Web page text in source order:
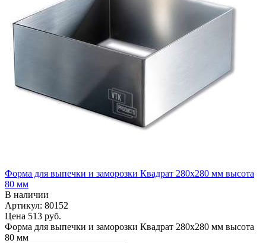
Форма для выпечки и заморозки Квадрат 280х280 мм высота
80 мм
В наличии
Артикул: 80152
Цена 513 руб.
Форма для выпечки и заморозки Квадрат 280х280 мм высота
80 мм